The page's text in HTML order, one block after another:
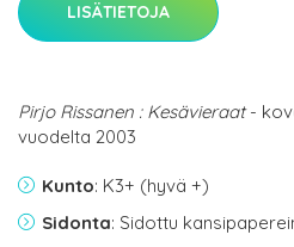
LISÄTIETOJA
Pirjo Rissanen : Kesävieraat-
vuodelta 2003
Kunto: K3+ (hyvä +)
Sidonta: Sidottu